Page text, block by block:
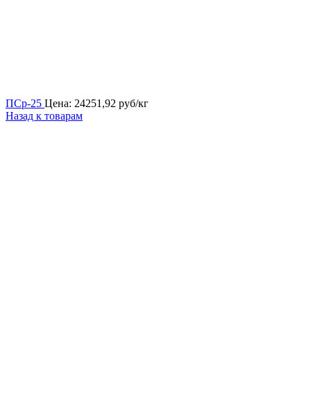
ПСр-25 Цена: 24251,92 руб/кг
Назад к товарам